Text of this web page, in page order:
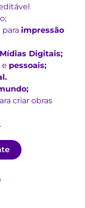
impressão
Mídias Digitais;
e pessoais;
criar obras